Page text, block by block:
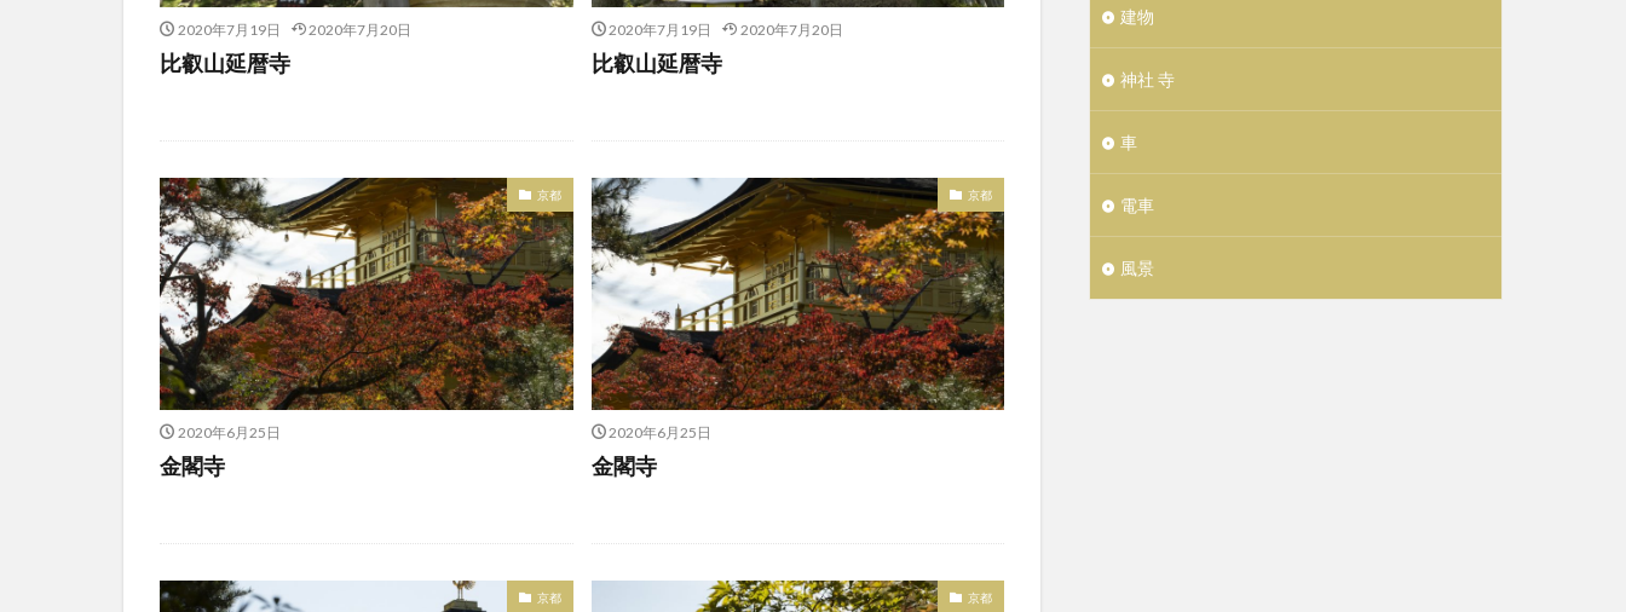
2020年7月19日 2020年7月20日
比叡山延暦寺
2020年7月19日 2020年7月20日
比叡山延暦寺
京都
2020年6月25日
金閣寺
京都
2020年6月25日
金閣寺
京都 京都
建物
神社 寺
車
電車
風景